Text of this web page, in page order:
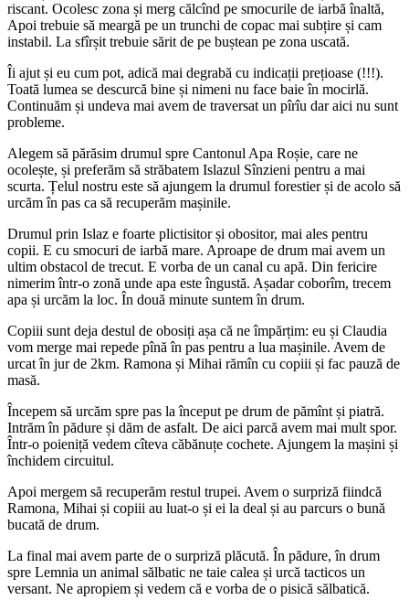
riscant. Ocolesc zona și merg călcînd pe smocurile de iarbă înaltă,
Apoi trebuie să meargă pe un trunchi de copac mai subțire și cam
instabil. La sfîrșit trebuie sărit de pe buștean pe zona uscată.
Îi ajut și eu cum pot, adică mai degrabă cu indicații prețioase (!!!).
Toată lumea se descurcă bine și nimeni nu face baie în mocirlă.
Continuăm și undeva mai avem de traversat un pîrîu dar aici nu sunt
probleme.
Alegem să părăsim drumul spre Cantonul Apa Roșie, care ne
ocolește, și preferăm să străbatem Islazul Sînzieni pentru a mai
scurta. Țelul nostru este să ajungem la drumul forestier și de acolo să
urcăm în pas ca să recuperăm mașinile.
Drumul prin Islaz e foarte plictisitor și obositor, mai ales pentru
copii. E cu smocuri de iarbă mare. Aproape de drum mai avem un
ultim obstacol de trecut. E vorba de un canal cu apă. Din fericire
nimerim într-o zonă unde apa este îngustă. Așadar coborîm, trecem
apa și urcăm la loc. În două minute suntem în drum.
Copiii sunt deja destul de obosiți așa că ne împărțim: eu și Claudia
vom merge mai repede pînă în pas pentru a lua mașinile. Avem de
urcat în jur de 2km. Ramona și Mihai rămîn cu copiii și fac pauză de
masă.
Începem să urcăm spre pas la început pe drum de pămînt și piatră.
Intrăm în pădure și dăm de asfalt. De aici parcă avem mai mult spor.
Într-o poieniță vedem cîteva căbănuțe cochete. Ajungem la mașini și
închidem circuitul.
Apoi mergem să recuperăm restul trupei. Avem o surpriză fiindcă
Ramona, Mihai și copiii au luat-o și ei la deal și au parcurs o bună
bucată de drum.
La final mai avem parte de o surpriză plăcută. În pădure, în drum
spre Lemnia un animal sălbatic ne taie calea și urcă tacticos un
versant. Ne apropiem și vedem că e vorba de o pisică sălbatică.